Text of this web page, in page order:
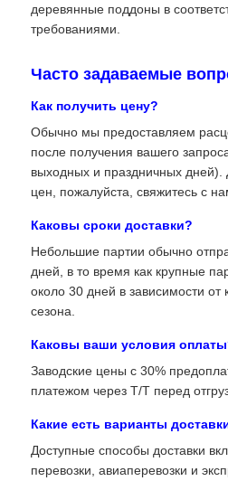
Полупроводниковое реле
Антенна связи
Разъем
Фил -фишек управления
деревянные поддоны в
требованиями.
Часто задаваемые
Как получить цену?
Обычно мы предоставляем
после получения вашего
выходных и праздничных дней).
цен, пожалуйста, свяжитесь с
Каковы сроки доставки?
Небольшие партии обычно
дней, в то время как крупные
около 30 дней в зависимости от
сезона.
Каковы ваши условия
Заводские цены с 30%
платежом через T/T перед
Какие есть варианты
Доступные способы доставки
перевозки, авиаперевозки и